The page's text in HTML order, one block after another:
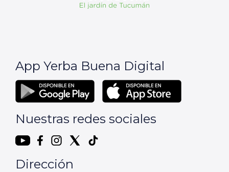
App Yerba Buena Digital
Nuestras redes sociales
Dirección